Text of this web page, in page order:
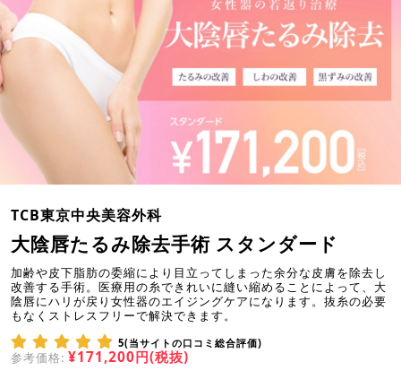
TCB東京中央美容外科
大陰唇たるみ除去手術 スタンダード
加齢や皮下脂肪の委縮により目立ってしまった余分な皮膚を除去し
改善する手術。医療用の糸できれいに縫い縮めることによって、大
陰唇にハリが戻り女性器のエイジングケアになります。抜糸の必要
もなくストレスフリーで解決できます。
5(当サイトの口コミ総合評価)
参考価格: ¥171,200円(税抜)